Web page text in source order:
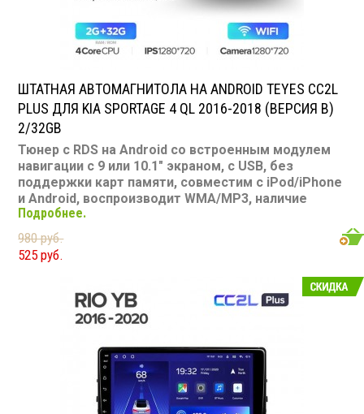
ШТАТНАЯ АВТОМАГНИТОЛА НА ANDROID TEYES CC2L
PLUS ДЛЯ KIA SPORTAGE 4 QL 2016-2018 (ВЕРСИЯ B)
2/32GB
Тюнер с RDS на Android со встроенным модулем
навигации с 9 или 10.1" экраном, с USB, без
поддержки карт памяти, совместим с iPod/iPhone
и Android, воспроизводит WMA/MP3, наличие
Bluetooth, подключение камеры заднего вида,
подходит для Kia Sportage 4 QL 2016-2018
Размер: 2-DIN
Подсветка: многоцветная
Воспроизведение видео: есть
Экран: 9 или 10.1"
TV-тюнер: нет
AUX вход: есть
Bluetooth: есть
Подробнее.
980 руб.
525 руб.